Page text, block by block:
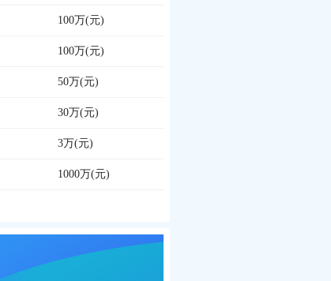
100万(元)
100万(元)
50万(元)
30万(元)
3万(元)
1000万(元)